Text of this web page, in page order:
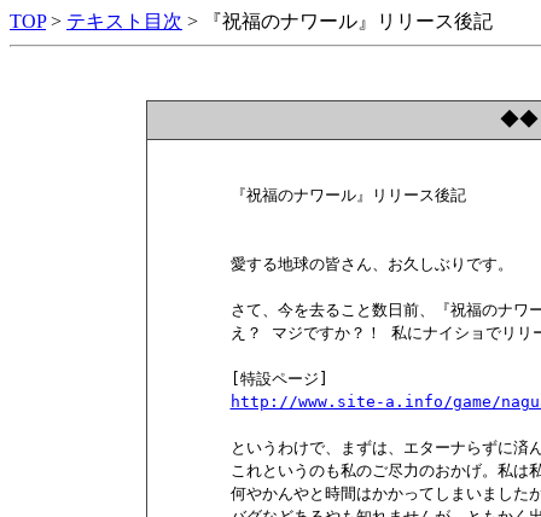
TOP> テキスト目次 > 『祝福のナワール』リリース後記
◆◆
        『祝福のナワール』リリース後記
        愛する地球の皆さん、お久しぶりです。
さて、今を去ること数日前、『祝福のナワ
え？ マジですか？！ 私にナイショでリリ
        [特設ページ]
http://www.site-a.info/game/
というわけで、まずは、エターナらずに済
これというのも私のご尽力のおかげ。私は
何やかんやと時間はかかってしまいました